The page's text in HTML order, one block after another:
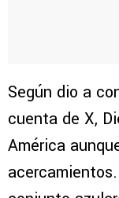
Según dio a
cuenta de X,
América